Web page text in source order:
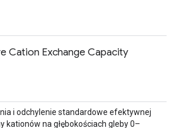
Cation Exchange Capacity
i odchylenie standardowe efektywnej
kationów na głębokościach gleby 0–